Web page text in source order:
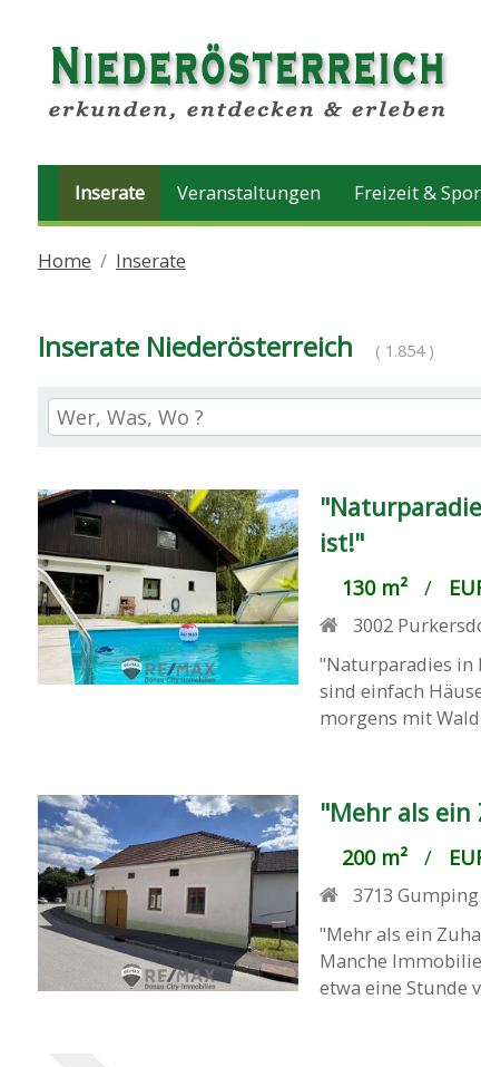
Inserate Veranstaltungen Freizeit &
Home Inserate
Inserate Niederösterreich ( 1.854 )
ist!"
130 m²/
3002
"Naturparadies in
sind einfach
morgens mit
"Mehr als ein
200 m²/
3713 Gumping
"Mehr als ein
Manche
etwa eine Stunde